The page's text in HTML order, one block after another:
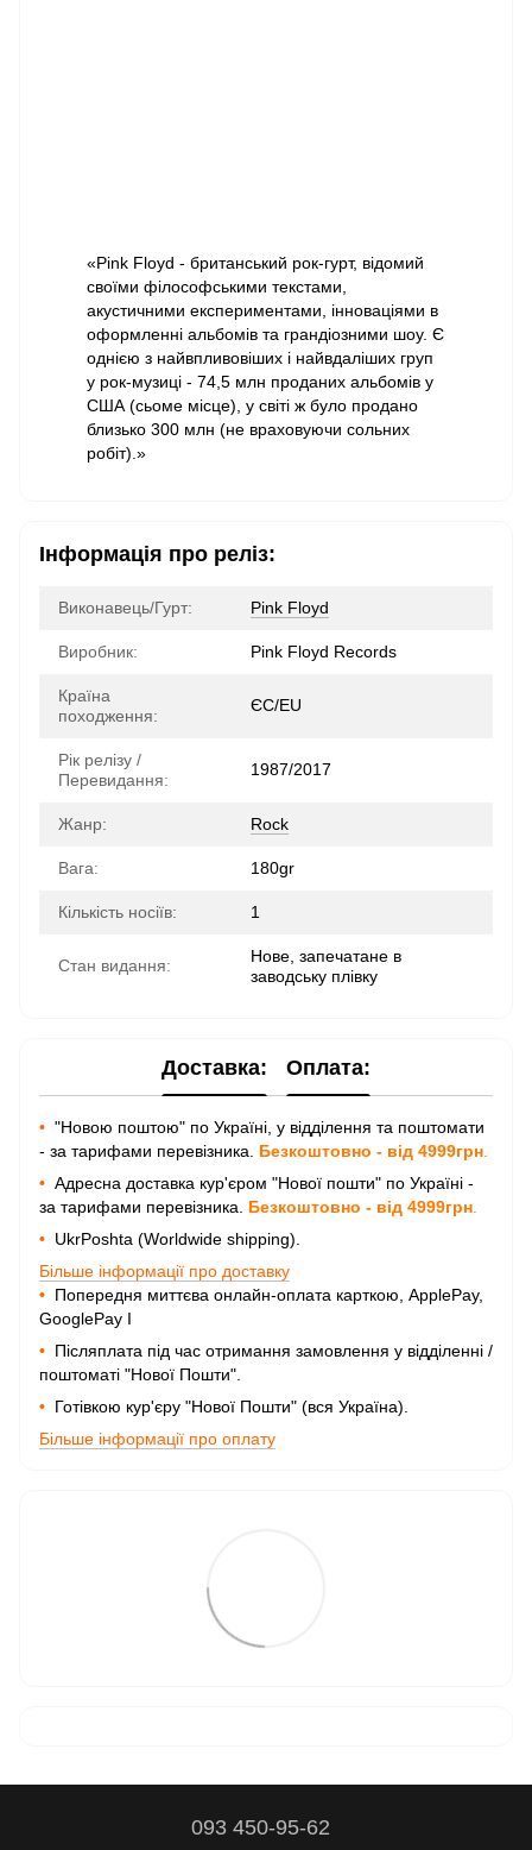
«Pink Floyd - британський рок-гурт, відомий
своїми філософськими текстами,
акустичними експериментами, інноваціями в
оформленні альбомів та грандіозними шоу. Є
однією з найвпливовіших і найвдаліших груп
у рок-музиці - 74,5 млн проданих альбомів у
США (сьоме місце), у світі ж було продано
близько 300 млн (не враховуючи сольних
робіт).»
Інформація про реліз:
Виконавець/Гурт: Pink Floyd
Виробник: Pink Floyd Records
Країна
походження:
ЄС/EU
Рік релізу /
Перевидання:
1987/2017
Жанр: Rock
Вага: 180gr
Кількість носіїв: 1
Стан видання:
Нове, запечатане в
заводську плівку
Доставка: Оплата:
• "Новою поштою" по Україні, у відділення та поштомати
- за тарифами перевізника. Безкоштовно - від 4999грн
• Адресна доставка кур'єром "Нової пошти" по Україні -
за тарифами перевізника. Безкоштовно - від 4999грн
• UkrPoshta (Worldwide shipping).
Більше інформації про доставку
• Попередня миттєва онлайн-оплата карткою, ApplePay,
GooglePay I
• Післяплата під час отримання замовлення у відділенні /
поштоматі "Нової Пошти".
• Готівкою кур'єру "Нової Пошти" (вся Україна).
Більше інформації про оплату
093 450-95-62